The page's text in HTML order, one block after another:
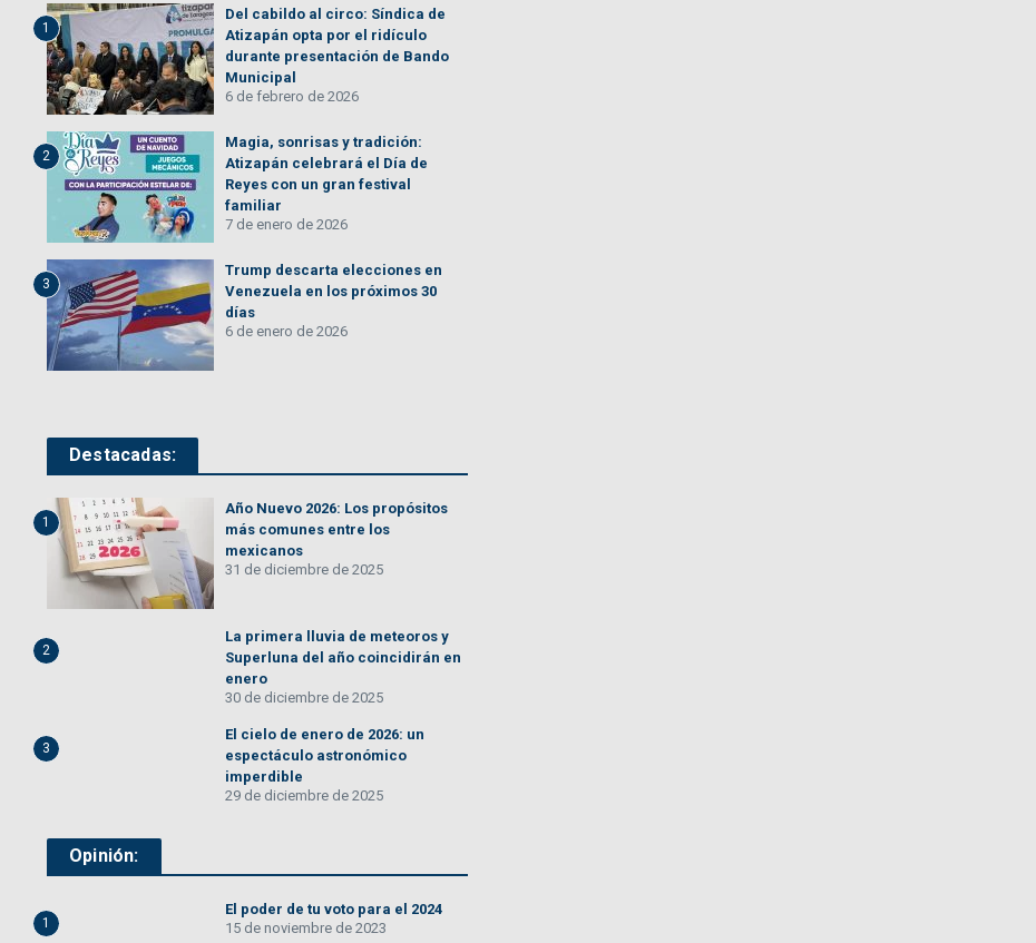
1
Del cabildo al circo: Síndica de
Atizapán opta por el ridículo
durante presentación de Bando
Municipal
6 de febrero de 2026
2
Magia, sonrisas y tradición:
Atizapán celebrará el Día de
Reyes con un gran festival
familiar
7 de enero de 2026
3
Trump descarta elecciones en
Venezuela en los próximos 30
días
6 de enero de 2026
Destacadas:
1
Año Nuevo 2026: Los propósitos
más comunes entre los
mexicanos
31 de diciembre de 2025
2
La primera lluvia de meteoros y
Superluna del año coincidirán en
enero
30 de diciembre de 2025
3
El cielo de enero de 2026: un
espectáculo astronómico
imperdible
29 de diciembre de 2025
Opinión:
1
El poder de tu voto para el 2024
15 de noviembre de 2023